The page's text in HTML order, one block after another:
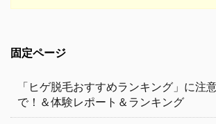
固定ページ
「ヒゲ脱毛おすすめランキング」に注
で！＆体験レポート＆ランキング